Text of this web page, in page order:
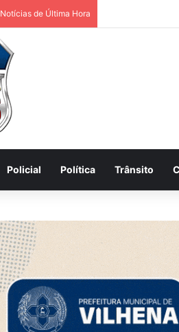
Notícias de Última Hora
Policial Política Trânsito